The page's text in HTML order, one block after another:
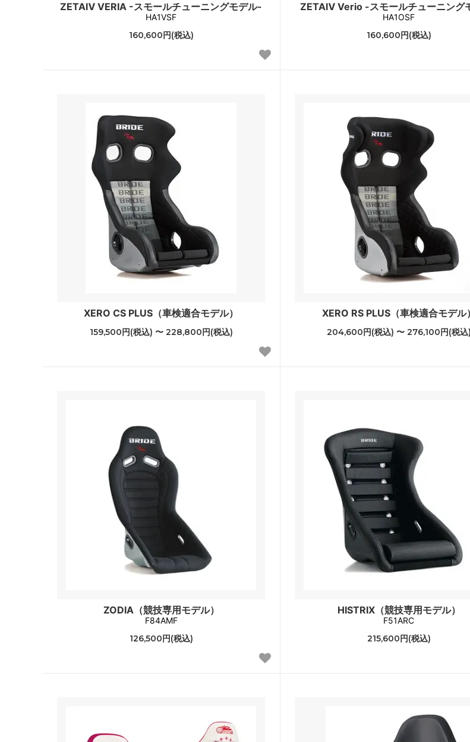
ZETAⅣ VERIA -スモールチューニングモデル-
HA1VSF
160,600円(税込)
ZETAⅣ Verio -スモールチューニング
HA1OSF
160,600円(税込)
XERO CS PLUS（車検適合モデル）
159,500円(税込) 〜 228,800円(税込)
XERO RS PLUS（車検適合モデル）
204,600円(税込) 〜 276,100円(税込)
ZODIA（競技専用モデル）
F84AMF
126,500円(税込)
HISTRIX（競技専用モデル）
F51ARC
215,600円(税込)